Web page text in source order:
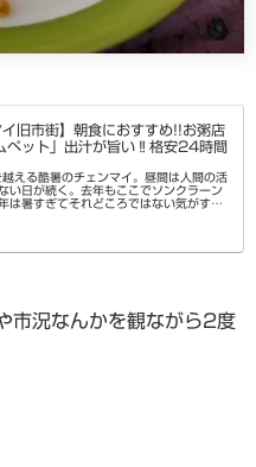
旧市街】朝食におすすめ!!お粥店
ペット」出汁が旨い‼格安24時間
える酷暑のチェンマイ。昼間は人間の活
い日が続く。去年もここでソンクラーン
は暑すぎてそれどころではない気がする
ンマ...
市況なんかを観ながら2度